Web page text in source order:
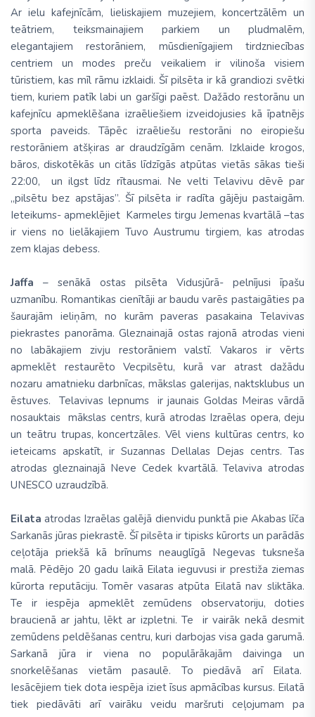
Ar ielu kafejnīcām, lieliskajiem muzejiem, koncertzālēm un
teātriem, teiksmainajiem parkiem un pludmalēm,
elegantajiem restorāniem, mūsdienīgajiem tirdzniecības
centriem un modes preču veikaliem ir vilinoša visiem
tūristiem, kas mīl rāmu izklaidi. Šī pilsēta ir kā grandiozi svētki
tiem, kuriem patīk labi un garšīgi paēst. Dažādo restorānu un
kafejnīcu apmeklēšana izraēliešiem izveidojusies kā īpatnējs
sporta paveids. Tāpēc izraēliešu restorāni no eiropiešu
restorāniem atšķiras ar draudzīgām cenām. Izklaide krogos,
bāros, diskotēkās un citās līdzīgās atpūtas vietās sākas tieši
22:00, un ilgst līdz rītausmai. Ne velti Telavivu dēvē par
„pilsētu bez apstājas”. Šī pilsēta ir radīta gājēju pastaigām.
Ieteikums- apmeklējiet Karmeles tirgu Jemenas kvartālā –tas
ir viens no lielākajiem Tuvo Austrumu tirgiem, kas atrodas
zem klajas debess.
Jaffa – senākā ostas pilsēta Vidusjūrā- pelnījusi īpašu
uzmanību. Romantikas cienītāji ar baudu varēs pastaigāties pa
šaurajām ieliņām, no kurām paveras pasakaina Telavivas
piekrastes panorāma. Gleznainajā ostas rajonā atrodas vieni
no labākajiem zivju restorāniem valstī. Vakaros ir vērts
apmeklēt restaurēto Vecpilsētu, kurā var atrast dažādu
nozaru amatnieku darbnīcas, mākslas galerijas, naktsklubus un
ēstuves. Telavivas lepnums ir jaunais Goldas Meiras vārdā
nosauktais mākslas centrs, kurā atrodas Izraēlas opera, deju
un teātru trupas, koncertzāles. Vēl viens kultūras centrs, ko
ieteicams apskatīt, ir Suzannas Dellalas Dejas centrs. Tas
atrodas gleznainajā Neve Cedek kvartālā. Telaviva atrodas
UNESCO uzraudzībā.
Eilata atrodas Izraēlas galējā dienvidu punktā pie Akabas līča
Sarkanās jūras piekrastē. Šī pilsēta ir tipisks kūrorts un parādās
ceļotāja priekšā kā brīnums neauglīgā Negevas tuksneša
malā. Pēdējo 20 gadu laikā Eilata ieguvusi ir prestiža ziemas
kūrorta reputāciju. Tomēr vasaras atpūta Eilatā nav sliktāka.
Te ir iespēja apmeklēt zemūdens observatoriju, doties
braucienā ar jahtu, lēkt ar izpletni. Te ir vairāk nekā desmit
zemūdens peldēšanas centru, kuri darbojas visa gada garumā.
Sarkanā jūra ir viena no populārākajām daivinga un
snorkelēšanas vietām pasaulē. To piedāvā arī Eilata.
Iesācējiem tiek dota iespēja iziet īsus apmācības kursus. Eilatā
tiek piedāvāti arī vairāku veidu maršruti ceļojumam pa